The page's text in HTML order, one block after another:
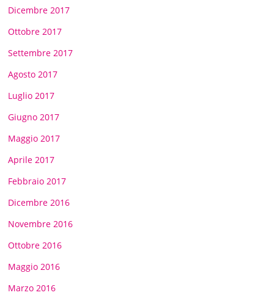
Dicembre 2017
Ottobre 2017
Settembre 2017
Agosto 2017
Luglio 2017
Giugno 2017
Maggio 2017
Aprile 2017
Febbraio 2017
Dicembre 2016
Novembre 2016
Ottobre 2016
Maggio 2016
Marzo 2016